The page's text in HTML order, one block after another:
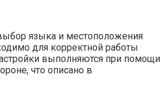
языка и местоположения
для корректной работы
выполняются при помощи
что описано в